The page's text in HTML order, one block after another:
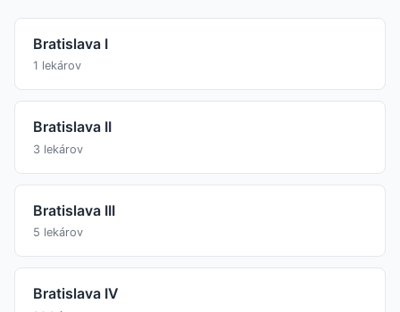
Bratislava I
1 lekárov
Bratislava II
3 lekárov
Bratislava III
5 lekárov
Bratislava IV